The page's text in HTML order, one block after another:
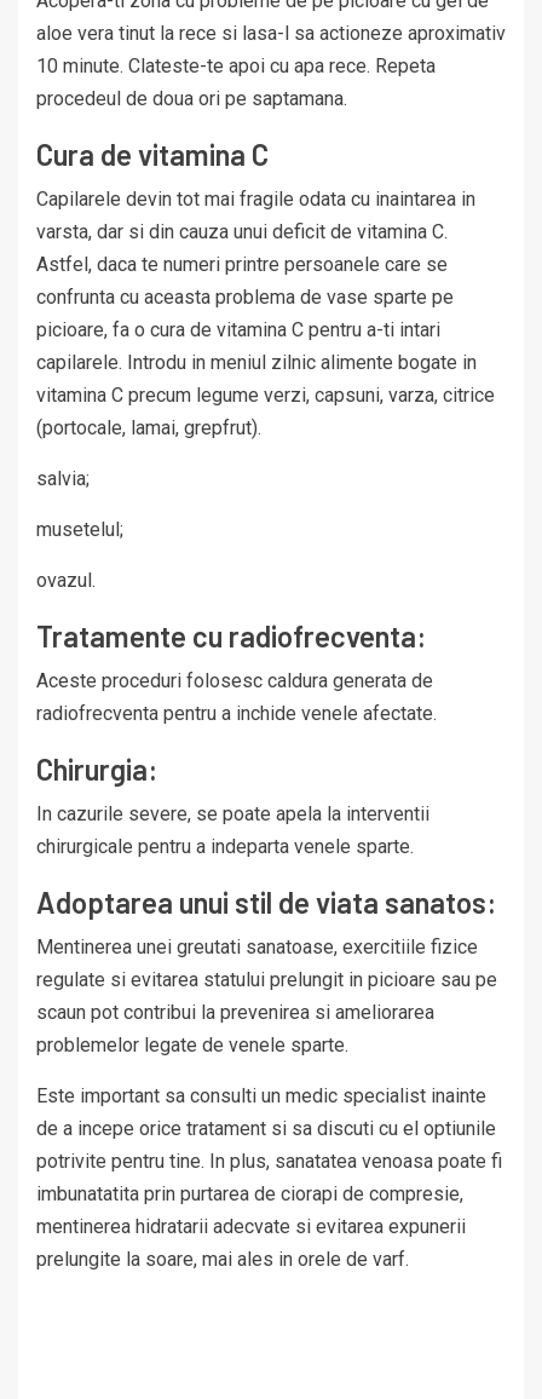
aloe vera tinut la rece si lasa-l sa actioneze aproximativ
10 minute. Clateste-te apoi cu apa rece. Repeta
procedeul de doua ori pe saptamana.
Cura de vitamina C
Capilarele devin tot mai fragile odata cu inaintarea in
varsta, dar si din cauza unui deficit de vitamina C.
Astfel, daca te numeri printre persoanele care se
confrunta cu aceasta problema de vase sparte pe
picioare, fa o cura de vitamina C pentru a-ti intari
capilarele. Introdu in meniul zilnic alimente bogate in
vitamina C precum legume verzi, capsuni, varza, citrice
(portocale, lamai, grepfrut).
salvia;
musetelul;
ovazul.
Tratamente cu radiofrecventa:
Aceste proceduri folosesc caldura generata de
radiofrecventa pentru a inchide venele afectate.
Chirurgia:
In cazurile severe, se poate apela la interventii
chirurgicale pentru a indeparta venele sparte.
Adoptarea unui stil de viata sanatos:
Mentinerea unei greutati sanatoase, exercitiile fizice
regulate si evitarea statului prelungit in picioare sau pe
scaun pot contribui la prevenirea si ameliorarea
problemelor legate de venele sparte.
Este important sa consulti un medic specialist inainte
de a incepe orice tratament si sa discuti cu el optiunile
potrivite pentru tine. In plus, sanatatea venoasa poate fi
imbunatatita prin purtarea de ciorapi de compresie,
mentinerea hidratarii adecvate si evitarea expunerii
prelungite la soare, mai ales in orele de varf.